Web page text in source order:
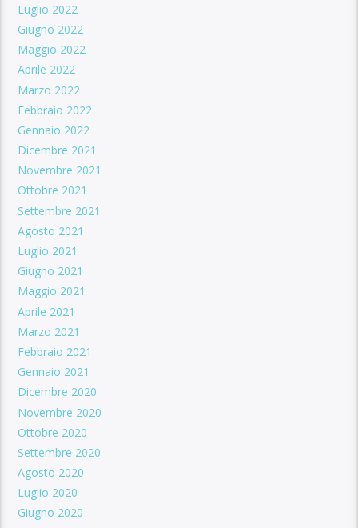
Luglio 2022
Giugno 2022
Maggio 2022
Aprile 2022
Marzo 2022
Febbraio 2022
Gennaio 2022
Dicembre 2021
Novembre 2021
Ottobre 2021
Settembre 2021
Agosto 2021
Luglio 2021
Giugno 2021
Maggio 2021
Aprile 2021
Marzo 2021
Febbraio 2021
Gennaio 2021
Dicembre 2020
Novembre 2020
Ottobre 2020
Settembre 2020
Agosto 2020
Luglio 2020
Giugno 2020